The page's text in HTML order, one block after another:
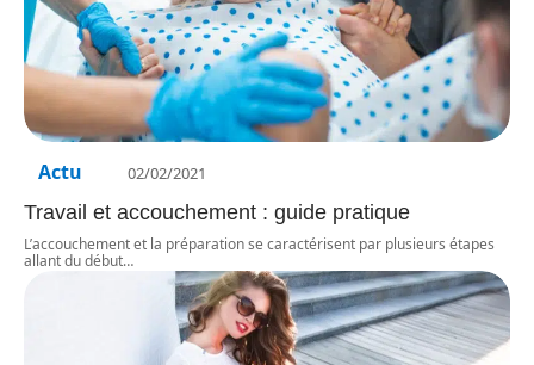
Actu 02/02/2021
Travail et accouchement : guide pratique
L’accouchement et la préparation se caractérisent par plusieurs étapes
allant du début…